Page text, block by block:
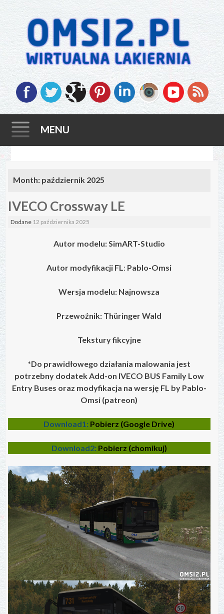
MENU
content
Month: październik 2025
IVECO Crossway LE
Dodane 12 października 2025
Autor modelu: SimART-Studio
Autor modyfikacji FL: Pablo-Omsi
Wersja modelu: Najnowsza
Przewoźnik: Thüringer Wald
Tekstury fikcyjne
*Do prawidłowego działania malowania jest
potrzebny dodatek Add-on IVECO BUS Family Low
Entry Buses oraz modyfikacja na wersję FL by Pablo-
Omsi (patreon)
Download1: Pobierz (Google Drive)
Download2: Pobierz (chomikuj)